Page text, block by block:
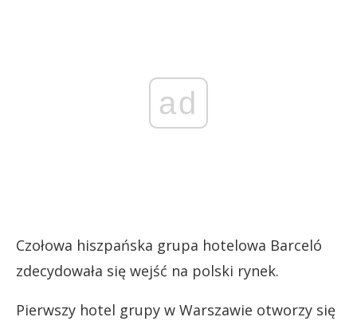
ad
Czołowa hiszpańska grupa hotelowa Barceló
zdecydowała się wejść na polski rynek.
Pierwszy hotel grupy w Warszawie otworzy się